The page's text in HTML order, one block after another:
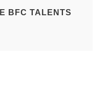
BFC TALENTS